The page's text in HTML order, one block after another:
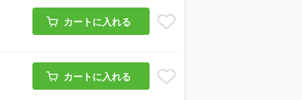
カートに入れる
カートに入れる